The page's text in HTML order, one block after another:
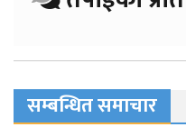
सम्बन्धित समाचार